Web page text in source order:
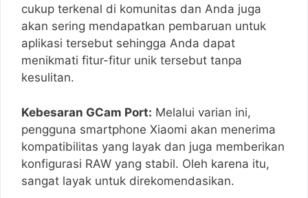
cukup terkenal di komunitas dan Anda juga
akan sering mendapatkan pembaruan untuk
aplikasi tersebut sehingga Anda dapat
menikmati fitur-fitur unik tersebut tanpa
kesulitan.
Kebesaran GCam Port: Melalui varian ini,
pengguna smartphone Xiaomi akan menerima
kompatibilitas yang layak dan juga memberikan
konfigurasi RAW yang stabil. Oleh karena itu,
sangat layak untuk direkomendasikan.